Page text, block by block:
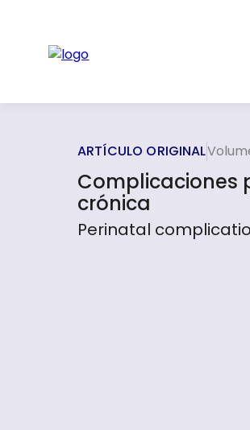
ARTÍCULO ORIGINAL
Complicaciones
crónica
Perinatal